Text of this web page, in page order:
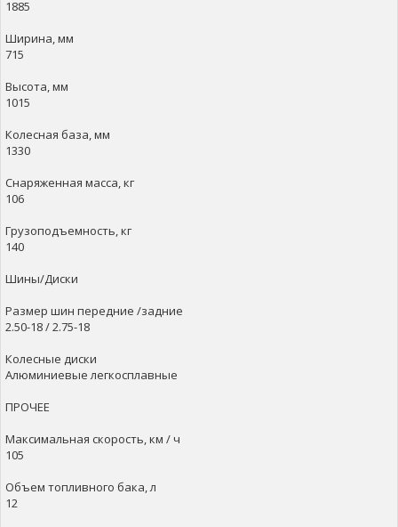
1885
Ширина, мм
715
Высота, мм
1015
Колесная база, мм
1330
Снаряженная масса, кг
106
Грузоподъемность, кг
140
Шины/Диски
Размер шин передние /задние
2.50-18 / 2.75-18
Колесные диски
Алюминиевые легкосплавные
ПРОЧЕЕ
Максимальная скорость, км / ч
105
Объем топливного бака, л
12